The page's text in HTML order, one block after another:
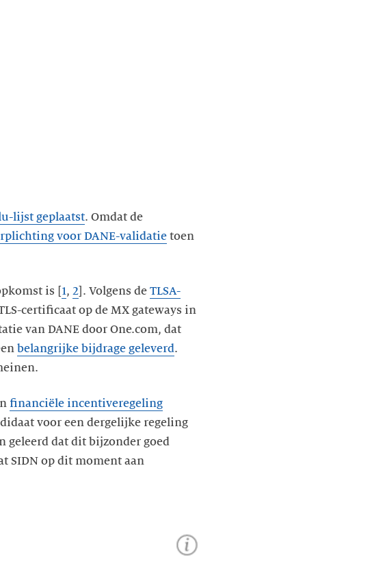
lijst geplaatst. Omdat de
voor DANE-validatie toen
is [ 1, 2 ]. Volgens de TLSA-
certificaat op de MX gateways in
van DANE door One.com, dat
belangrijke bijdrage geleverd.
financiële incentiveregeling
voor een dergelijke regeling
geleerd dat dit bijzonder goed
SIDN op dit moment aan